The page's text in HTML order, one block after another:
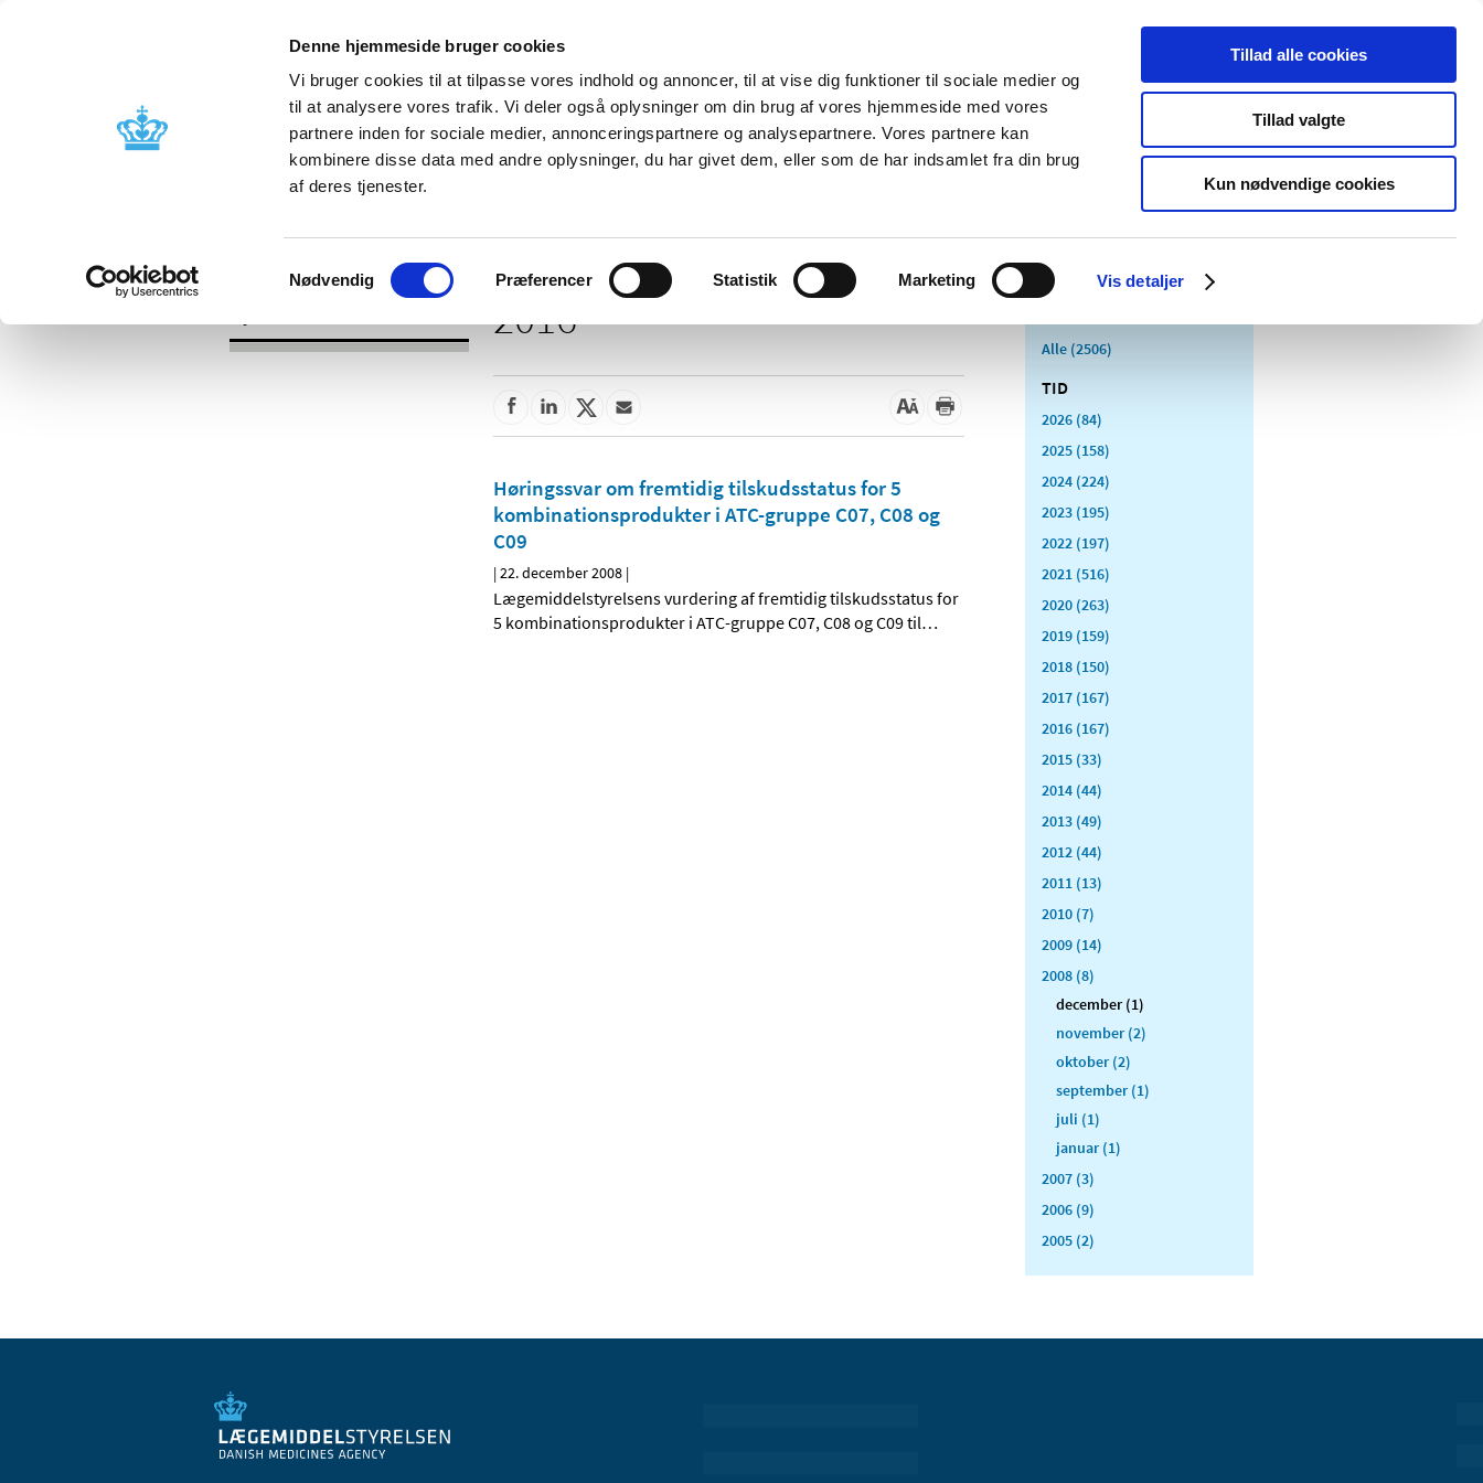
Denne hjemmeside bruger cookies
Vi bruger cookies til at tilpasse vores indhold og annoncer, til at vise dig funktioner til sociale medier og
til at analysere vores trafik. Vi deler også oplysninger om din brug af vores hjemmeside med vores
partnere inden for sociale medier, annonceringspartnere og analysepartnere. Vores partnere kan
kombinere disse data med andre oplysninger, du har givet dem, eller som de har indsamlet fra din brug
af deres tjenester.
Samtykkevalg
Nødvendig Præferencer Statistik Marketing Vis detaljer
Tillad alle cookies
Tillad valgte
Kun nødvendige cookies
Nyheder Om os Kontakt Udgivelser
Godkendelse og
Bivirkninger og
produktinformation
Tilskud og
Apoteker og salg af
Medicinsk
Særlige
produktområder
2016
Høringssvar om fremtidig tilskudsstatus for 5
kombinationsprodukter i ATC-gruppe C07, C08 og
C09
|22. december 2008 |
Lægemiddelstyrelsens vurdering af fremtidig tilskudsstatus for
5 kombinationsprodukter i ATC-gruppe C07, C08 og C09 til…
Alle (2506)
TID
2026 (84)
2025 (158)
2024 (224)
2023 (195)
2022 (197)
2021 (516)
2020 (263)
2019 (159)
2018 (150)
2017 (167)
2016 (167)
2015 (33)
2014 (44)
2013 (49)
2012 (44)
2011 (13)
2010 (7)
2009 (14)
2008 (8)
december (1)
november (2)
oktober (2)
september (1)
juli (1)
januar (1)
2007 (3)
2006 (9)
2005 (2)